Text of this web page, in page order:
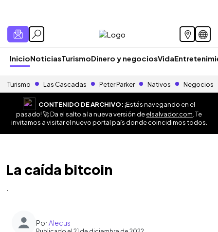
InicioNoticiasTurismoDinero y negociosVida
Turismo Las Cascadas Peter Parker Nativos Negocios
CONTENIDO DE ARCHIVO:¡Estás navegando en el
pasado! 🚀 Da el salto a la nueva versión deelsalvador.com . Te
invitamos a visitar el nuevo portal país donde coincidimos todos.
La caída bitcoin
.
PorAlecus